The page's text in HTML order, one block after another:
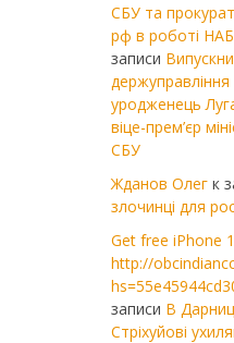
СБУ та
рф в роботі
записи
уродженець
віце-прем’єр
СБУ
Жданов Олег к
злочинці для
Get free iPhone
http://
записи В
Стріхуйові